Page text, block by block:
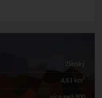
Zlínský
4,83 km2